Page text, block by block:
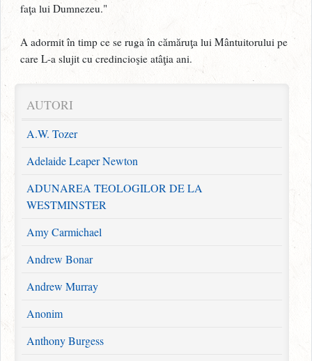
faţa lui Dumnezeu."
A adormit în timp ce se ruga în cămăruţa lui Mântuitorului pe
care L-a slujit cu credincioşie atâţia ani.
AUTORI
A.W. Tozer
Adelaide Leaper Newton
ADUNAREA TEOLOGILOR DE LA
WESTMINSTER
Amy Carmichael
Andrew Bonar
Andrew Murray
Anonim
Anthony Burgess